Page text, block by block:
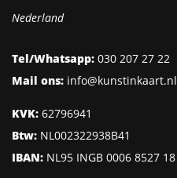
Nederland
Tel/Whatsapp: 030 207 27 22
Mail ons: info@kunstinkaart.nl
KVK: 62796941
Btw: NL002322938B41
IBAN: NL95 INGB 0006 8527 18